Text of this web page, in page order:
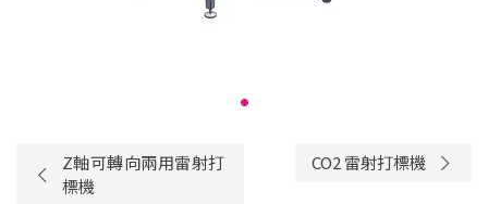
Z軸可轉向兩用雷射打
標機
CO2 雷射打標機